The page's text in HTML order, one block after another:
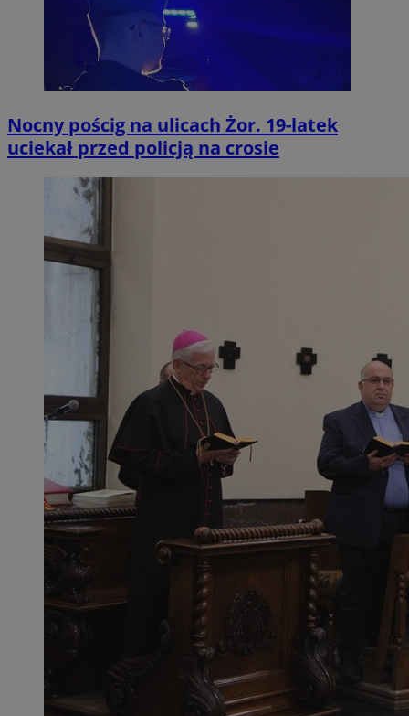
Nocny pościg na ulicach Żor. 19-latek
uciekał przed policją na crosie